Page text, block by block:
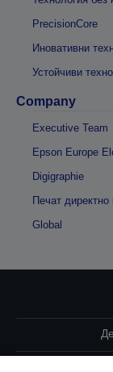
PrecisionCore
Иновативни
Устойчиви
Company
Executive Team
Epson Europe
Digigraphie
Печат
Global